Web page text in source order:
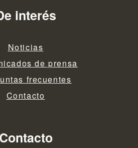
interés
Noticias
de prensa
frecuentes
Contacto
Contacto